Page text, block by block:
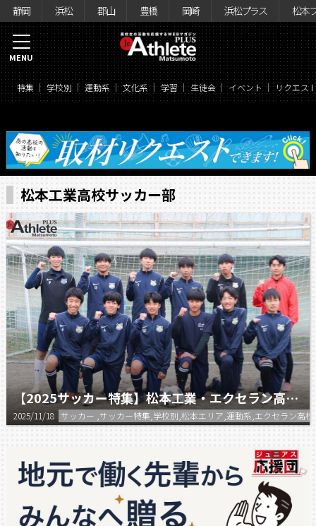
静岡 浜松 郡山 豊橋 岡崎 浜松プラス 松本
特集 学校別 運動系 文化系 学習 生徒会 イベント リクエス
MENU
松本工業高校サッカー部
【2025サッカー特集】松本工業・エクセラン高等学校 サッカー部合同チーム
2025/11/18 サッカー ,サッカー特集,学校別,松本エリア,運動系,エクセラン高